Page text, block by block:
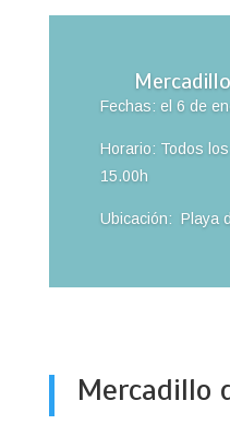
Fechas: el 6 de
Horario: Todos
15.00h
Ubicación: Playa
Mercadillo